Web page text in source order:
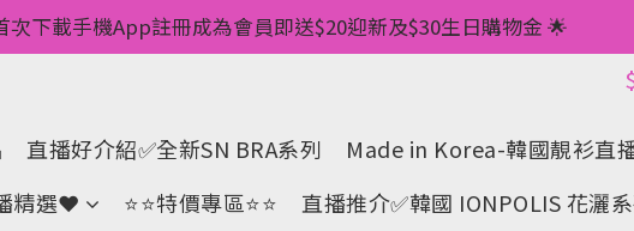
💥 ✅一件起包順豐 ✅第二件起減$20 ✅第三件減$40    如此類推⬆不
次下載手機App註冊成為會員即送$20迎新及$30生日購物金 🌟
費儲積分當購物金用🌟消費1元有1分 🌟累積滿100分可當1元使用🌟
💥 ✅一件起包順豐 ✅第二件起減$20 ✅第三件減$40    如此類推⬆不
直播好介紹✅全新SN BRA系列
Made in Korea-韓國靚衫直
精選❤
⭐⭐特價專區⭐⭐
直播推介✅韓國 IONPOLIS 花灑